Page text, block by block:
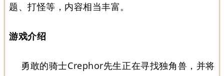
题、打怪等，内容相当丰富。
游戏介绍
勇敢的骑士Crephor先生正在寻找独角兽，并将